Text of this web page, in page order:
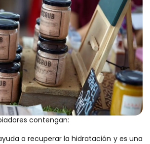
contengan:
a recuperar la hidratación y es una